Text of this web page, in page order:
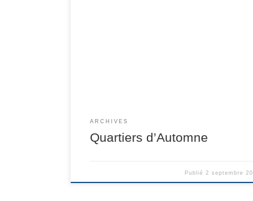
ARCHIVES
Quartiers d’Automne
Publié 2 septembre